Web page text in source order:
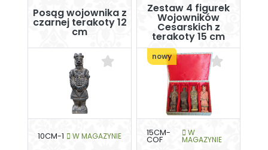
Posąg wojownika z
czarnej terakoty 12
cm
10CM-1 W MAGAZYNIE
Zestaw 4 figurek
Wojowników
Cesarskich z
terakoty 15 cm
nowy
15CM-
COF
W
MAGAZYNIE